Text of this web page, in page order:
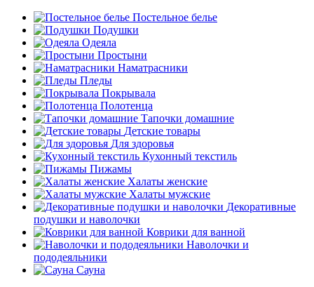
Постельное белье
Подушки
Одеяла
Простыни
Наматрасники
Пледы
Покрывала
Полотенца
Тапочки домашние
Детские товары
Для здоровья
Кухонный текстиль
Пижамы
Халаты женские
Халаты мужские
Декоративные
подушки и наволочки
Коврики для ванной
Наволочки и
пододеяльники
Сауна